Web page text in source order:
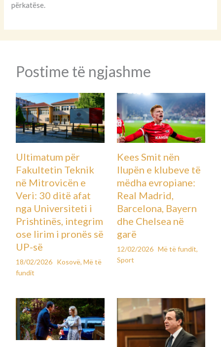
përkatëse.
Postime të ngjashme
Ultimatum për
Fakultetin Teknik
në Mitrovicën e
Veri: 30 ditë afat
nga Universiteti i
Prishtinës, integrim
ose lirim i pronës së
UP-së
18/02/2026 Kosovë,Më të
fundit
Kees Smit nën
llupën e klubeve të
mëdha evropiane:
Real Madrid,
Barcelona, Bayern
dhe Chelsea në
garë
12/02/2026 Më të fundit,
Sport